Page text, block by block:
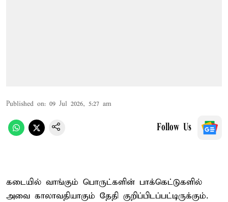
Published on: 09 Jul 2026, 5:27 am
Follow Us
கடையில் வாங்கும் பொருட்களின் பாக்கெட்டுகளில்
அவை காலாவதியாகும் தேதி குறிப்பிடப்பட்டிருக்கும்.